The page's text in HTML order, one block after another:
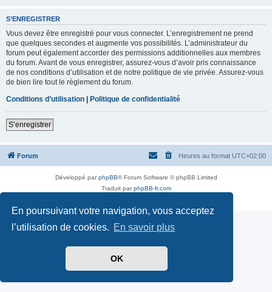
En poursuivant votre navigation, vous acceptez
l’utilisation de cookies. En savoir plus
OK
S’ENREGISTRER
Vous devez être enregistré pour vous connecter. L’enregistrement ne prend
que quelques secondes et augmente vos possibilités. L’administrateur du
forum peut également accorder des permissions additionnelles aux membres
du forum. Avant de vous enregistrer, assurez-vous d’avoir pris connaissance
de nos conditions d’utilisation et de notre politique de vie privée. Assurez-vous
de bien lire tout le règlement du forum.
Conditions d’utilisation | Politique de confidentialité
S’enregistrer
Forum Heures au format UTC+02:00
Développé parphpBB® Forum Software © phpBB Limited
Traduit parphpBB-fr.com